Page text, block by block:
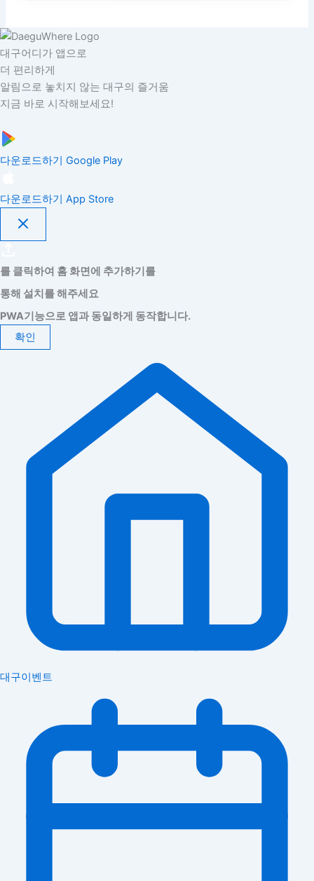
대구어디가 앱으로
더 편리하게
알림으로 놓치지 않는 대구의 즐거움
지금 바로 시작해보세요!
다운로드하기 Google Play
다운로드하기 App Store
를 클릭하여 홈 화면에 추가하기를
통해 설치를 해주세요
PWA기능으로 앱과 동일하게 동작합니다.
확인
대구이벤트